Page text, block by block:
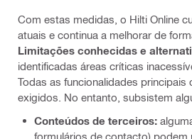
Com estas medidas, o Hilti Online
atuais e continua a melhorar de
Limitações conhecidas e
identificadas áreas críticas
Todas as funcionalidades
exigidos. No entanto, subsistem
Conteúdos de terceiros:
formulários de contacto) podem